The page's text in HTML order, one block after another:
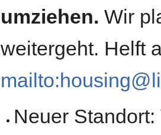
umziehen. Wir
weitergeht. Helft
Neuer